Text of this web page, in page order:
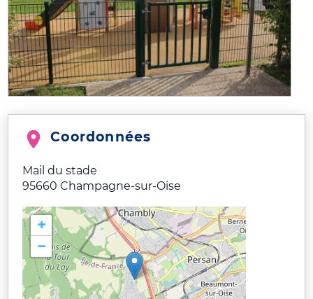
Coordonnées
Mail du stade
95660 Champagne-sur-Oise
+
−